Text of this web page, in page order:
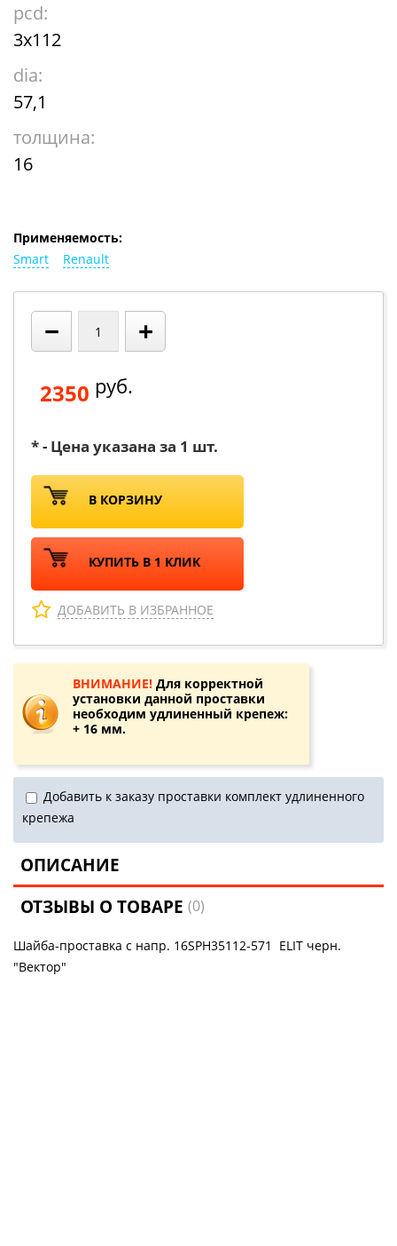
pcd:
3x112
dia:
57,1
толщина:
16
Применяемость:
Smart
Renault
− +
2350 руб.
* - Цена указана за 1 шт.
В КОРЗИНУ
КУПИТЬ В 1 КЛИК
ДОБАВИТЬ В ИЗБРАННОЕ
ВНИМАНИЕ! Для корректной
установки данной проставки
необходим удлиненный крепеж:
+ 16 мм.
Добавить к заказу проставки комплект удлиненного
крепежа
ОПИСАНИЕ
ОТЗЫВЫ О ТОВАРЕ(0)
Шайба-проставка с напр. 16SPH35112-571 ELIT черн.
"Вектор"